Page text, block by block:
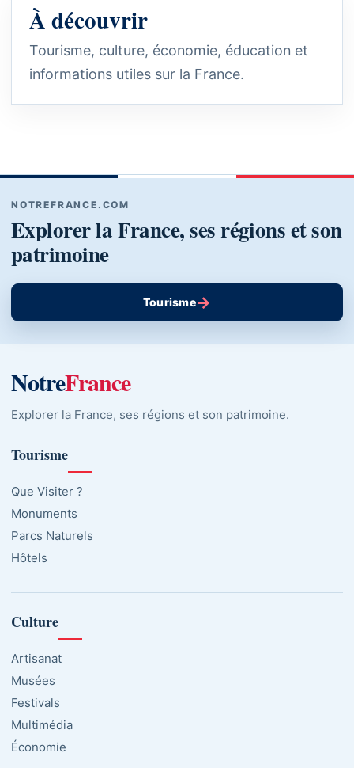
À découvrir
Tourisme, culture, économie, éducation et
informations utiles sur la France.
NOTREFRANCE.COM
Explorer la France, ses régions et son
patrimoine
Tourisme→
NotreFrance
Explorer la France, ses régions et son patrimoine.
Tourisme
Que Visiter ?
Monuments
Parcs Naturels
Hôtels
Culture
Artisanat
Musées
Festivals
Multimédia
Économie